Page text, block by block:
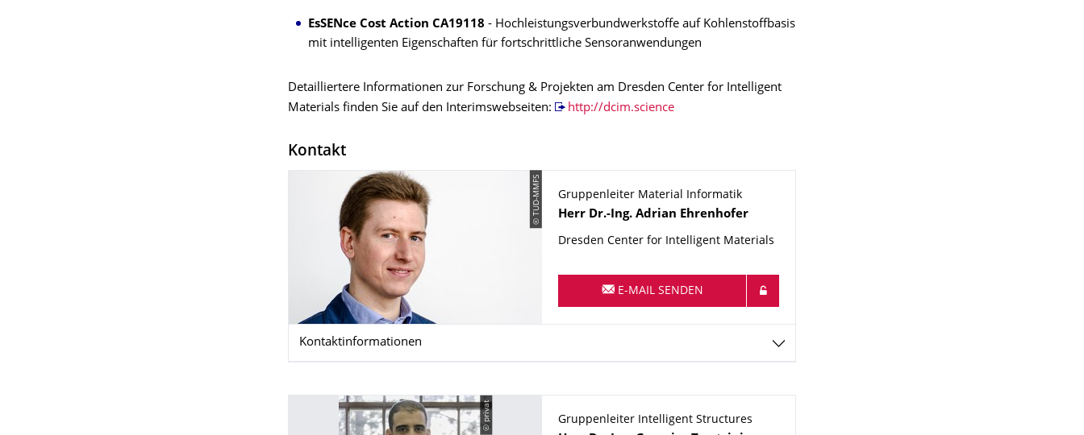
EsSENce Cost Action CA19118 - Hochleistungsverbundwerkstoffe auf Kohlenstoffbasis
mit intelligenten Eigenschaften für fortschrittliche Sensoranwendungen
Detailliertere Informationen zur Forschung & Projekten am Dresden Center for Intelligent
Materials finden Sie auf den Interimswebseiten:
http://dcim.science
Kontakt
© TUD-MMFS
Gruppenleiter Material Informatik
Name
Herr Dr.-Ing. Adrian Ehrenhofer
Dresden Center for Intelligent Materials
E-MAIL SENDEN
Kontaktinformationen
© privat
Gruppenleiter Intelligent Structures